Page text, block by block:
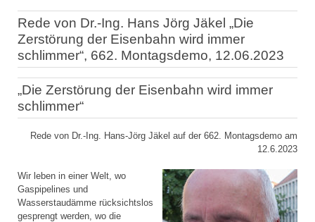
Rede von Dr.-Ing. Hans Jörg Jäkel „Die
Zerstörung der Eisenbahn wird immer
schlimmer“, 662. Montagsdemo, 12.06.2023
„Die Zerstörung der Eisenbahn wird immer
schlimmer“
Rede von Dr.-Ing. Hans-Jörg Jäkel auf der 662. Montagsdemo am
12.6.2023
Wir leben in einer Welt, wo
Gaspipelines und
Wasserstaudämme rücksichtslos
gesprengt werden, wo die